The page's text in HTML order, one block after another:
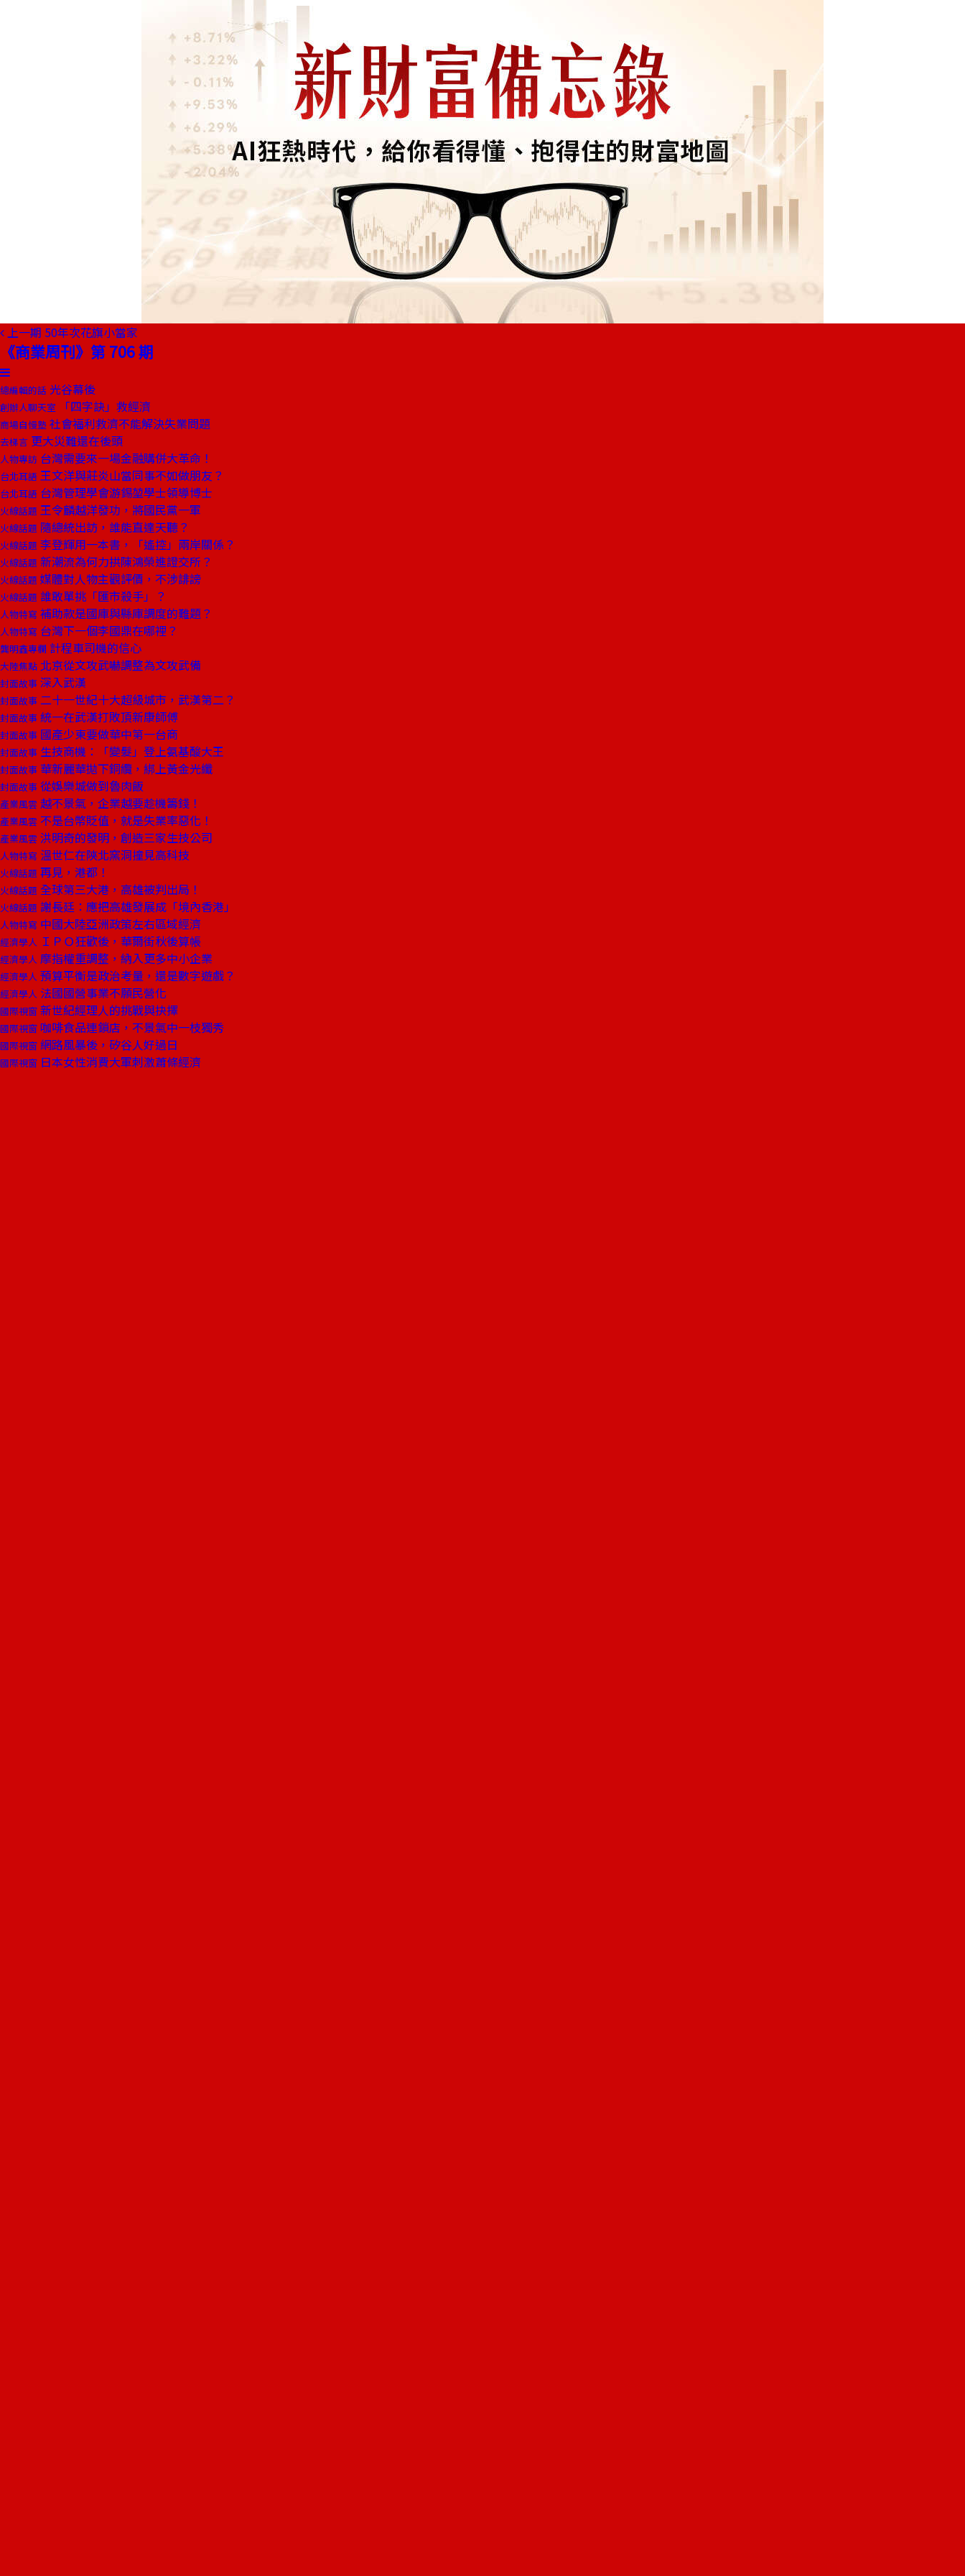
上一期 50年次花旗小當家
《商業周刊》第 706 期
總編輯的話 光谷幕後
創辦人聊天室 「四字訣」救經濟
商場自慢塾 社會福利救濟不能解決失業問題
去梯言 更大災難還在後頭
人物專訪 台灣需要來一場金融購併大革命！
台北耳語 王文洋與莊炎山當同事不如做朋友？
台北耳語 台灣管理學會游錫堃學士領導博士
火線話題 王令麟越洋發功，將國民黨一軍
火線話題 隨總統出訪，誰能直達天聽？
火線話題 李登輝用一本書，「遙控」兩岸關係？
火線話題 新潮流為何力拱陳鴻榮進證交所？
火線話題 媒體對人物主觀評價，不涉誹謗
火線話題 誰敢單挑「匯市殺手」？
人物特寫 補助款是國庫與縣庫調度的難題？
人物特寫 台灣下一個李國鼎在哪裡？
龔明鑫專欄 計程車司機的信心
大陸焦點 北京從文攻武嚇調整為文攻武備
封面故事 深入武漢
封面故事 二十一世紀十大超級城市，武漢第二？
封面故事 統一在武漢打敗頂新康師傅
封面故事 國產少東要做華中第一台商
封面故事 生技商機：「變髮」登上氨基酸大王
封面故事 華新麗華拋下銅纜，綁上黃金光纖
封面故事 從娛樂城做到魯肉飯
產業風雲 越不景氣，企業越要趁機籌錢！
產業風雲 不是台幣貶值，就是失業率惡化！
產業風雲 洪明奇的發明，創造三家生技公司
人物特寫 溫世仁在陝北窯洞撞見高科技
火線話題 再見，港都！
火線話題 全球第三大港，高雄被判出局！
火線話題 謝長廷：應把高雄發展成「境內香港」
人物特寫 中國大陸亞洲政策左右區域經濟
經濟學人 ＩＰＯ狂歡後，華爾街秋後算帳
經濟學人 摩指權重調整，納入更多中小企業
經濟學人 預算平衡是政治考量，還是數字遊戲？
經濟學人 法國國營事業不願民營化
國際視窗 新世紀經理人的挑戰與抉擇
國際視窗 咖啡食品連鎖店，不景氣中一枝獨秀
國際視窗 網路風暴後，矽谷人好過日
國際視窗 日本女性消費大軍刺激蕭條經濟